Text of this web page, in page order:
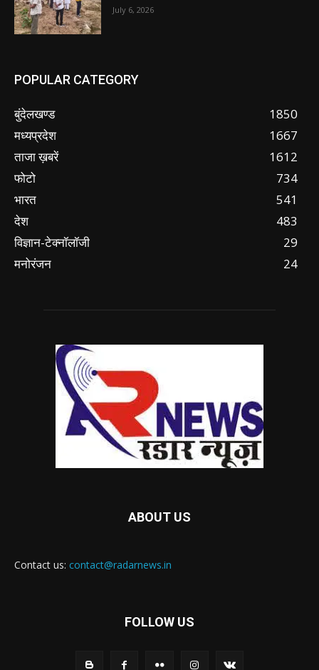
July 6, 2026
POPULAR CATEGORY
बुंदेलखण्ड
1850
मध्यप्रदेश
1667
ताजा ख़बरें
1612
फोटो
734
भारत
541
देश
483
विज्ञान-टेक्नॉलॉजी
29
मनोरंजन
24
ABOUT US
Contact us: contact@radarnews.in
FOLLOW US